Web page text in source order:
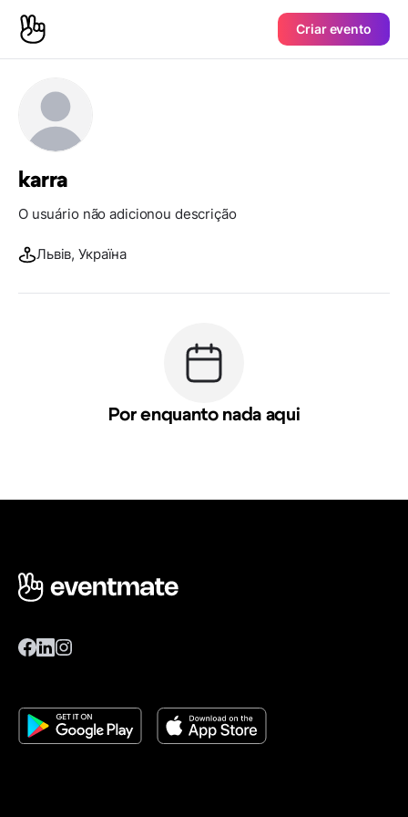
Criar evento
karra
O usuário não adicionou descrição
Львів, Україна
Por enquanto nada aqui